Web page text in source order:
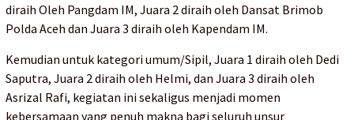
diraih Oleh Pangdam IM, Juara 2 diraih oleh Dansat Brimob
Polda Aceh dan Juara 3 diraih oleh Kapendam IM.
Kemudian untuk kategori umum/Sipil, Juara 1 diraih oleh Dedi
Saputra, Juara 2 diraih oleh Helmi, dan Juara 3 diraih oleh
Asrizal Rafi, kegiatan ini sekaligus menjadi momen
kebersamaan yang penuh makna bagi seluruh unsur